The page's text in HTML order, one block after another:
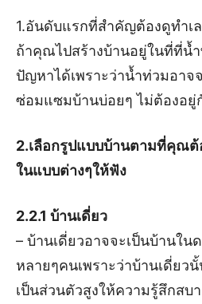
1.อันดับแรกที่สำคัญต้องดูทำเ
ถ้าคุณไปสร้างบ้านอยู่ในที่ที่น้
ปัญหาได้เพราะว่าน้ำท่วมอา
ซ่อมแซมบ้านบ่อยๆ ไม่ต้องอยู่
2.เลือกรูปแบบบ้านตามที่คุณต้
ในแบบต่างๆให้ฟัง
2.2.1 บ้านเดี่ยว
– บ้านเดี่ยวอาจจะเป็นบ้านใน
หลายๆคนเพราะว่าบ้านเดี่ยว
เป็นส่วนตัวสูงให้ความรู้สึกสบ